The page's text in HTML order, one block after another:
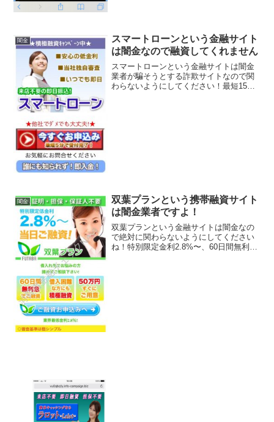
闇金
スマートローンという金融サイト
は闇金なので融資してくれません
スマートローンという金融サイトは闇金
業者が騙そうとする詐欺サイトなので関
わらないようにしてください！最短15分
闇金
双葉プランという携帯融資サイト
は闇金業者ですよ！
双葉プランという金融サイトは闇金なの
で絶対に関わらないようにしてください
ね！特別限定金利2.8%〜、60日間無利息